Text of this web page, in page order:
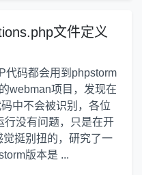
文件定义
代码都会用到phpstorm
webman项目，发现在
中不会被识别，各位
行没有问题，只是在开
挺别扭的，研究了一
版本是 ...